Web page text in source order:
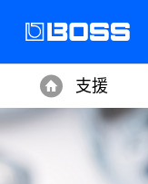
Home
支援